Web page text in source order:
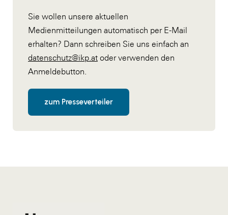
Sie wollen unsere aktuellen
Medienmitteilungen automatisch per E-Mail
erhalten? Dann schreiben Sie uns einfach an
datenschutz@ikp.at oder verwenden den
Anmeldebutton.
zum Presseverteiler